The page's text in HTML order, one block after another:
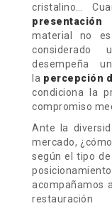
cristalino…
presentación
material no
considerado
desempeña
la percepción
condiciona la
compromiso
Ante la
mercado,
según el tipo
acompañamos